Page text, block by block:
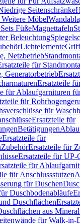
Seitenschränke
Möbel
Sets FüßeMagnettafeln
Beleuchtung
Lichtelemente
Netzbetrieb
für
Generatorbetrieb
Ersatzteile
für Ablaufgarnituren
für
für
Ersatzteile für
Betätigungen
Ersatzteile für
ZubehörErsatzteile für
Ersatzteile für UP-
für
für Anschlussstutzen
für Duschen
Duschbodenabläufe
Duschflächen
aus
für Walk-in-